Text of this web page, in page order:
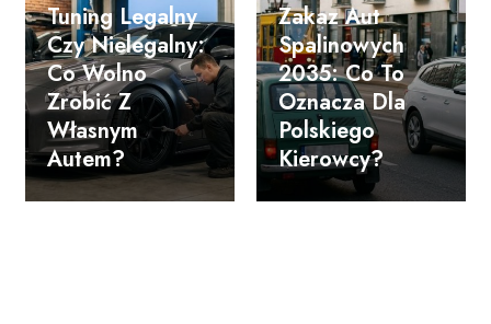
Tuning Legalny
Czy Nielegalny:
Co Wolno
Zrobić Z
Własnym
Autem?
Zakaz Aut
Spalinowych
2035: Co To
Oznacza Dla
Polskiego
Kierowcy?